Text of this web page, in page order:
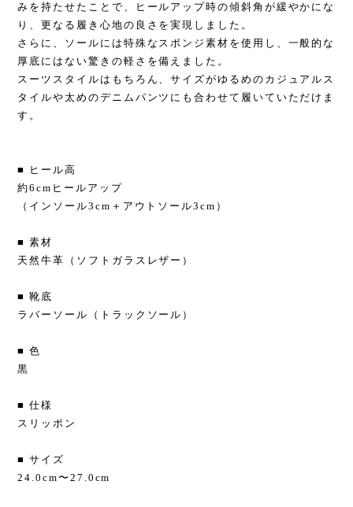
みを持たせたことで、ヒールアップ時の傾斜角が緩やかにな
り、更なる履き心地の良さを実現しました。
さらに、ソールには特殊なスポンジ素材を使用し、一般的な
厚底にはない驚きの軽さを備えました。
スーツスタイルはもちろん、サイズがゆるめのカジュアルス
タイルや太めのデニムパンツにも合わせて履いていただけま
す。
■ ヒール高
約6cmヒールアップ
（インソール3cm＋アウトソール3cm）
■ 素材
天然牛革（ソフトガラスレザー）
■ 靴底
ラバーソール（トラックソール）
■ 色
黒
■ 仕様
スリッポン
■ サイズ
24.0cm〜27.0cm